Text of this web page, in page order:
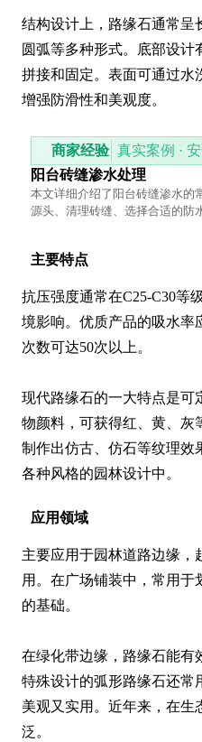
结构设计上，路缘石通常呈
圆弧等多种形式。底部设计
拼接和固定。表面可通过水
增强防滑性和美观度。
商家经验 真实案例 ·
阳台砖缝渗水处理
本文详细介绍了阳台砖缝渗水的
源头、清理砖缝、选择合适的防
主要特点
抗压强度通常在C25-C30等
境影响。优质产品的吸水率
次数可达50次以上。
现代路缘石的一大特点是可
物颜料，可获得红、黄、灰
制作出仿古、仿石等纹理效
各种风格的园林设计中。
应用领域
主要应用于园林道路边缘，
用。在广场铺装中，常用
的基础。
在绿化带边缘，路缘石能有
特殊设计的弧形路缘石还常
美观又实用。近年来，在生
泛。